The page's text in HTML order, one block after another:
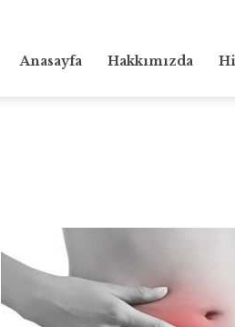
Anasayfa Hakkımızda